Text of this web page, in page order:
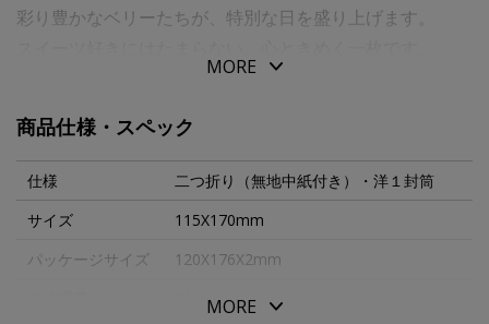
彩り豊かなベリーたちが、特別な日を盛り上げます。
MORE
商品仕様・スペック
仕様
二つ折り（無地中紙付き）・洋１封筒
サイズ
115X170mm
パッケージサイズ
120X176X2mm
MORE